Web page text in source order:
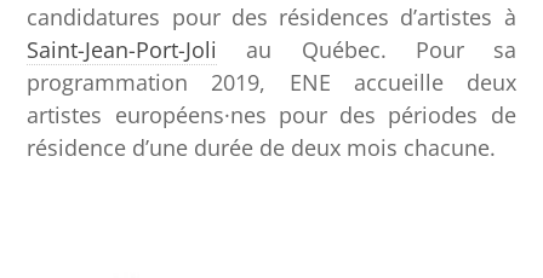
candidatures pour des résidences d’artistes à
Saint-Jean-Port-Joli
au Québec. Pour sa
programmation 2019, ENE accueille deux
artistes européens·nes pour des périodes de
résidence d’une durée de deux mois chacune.